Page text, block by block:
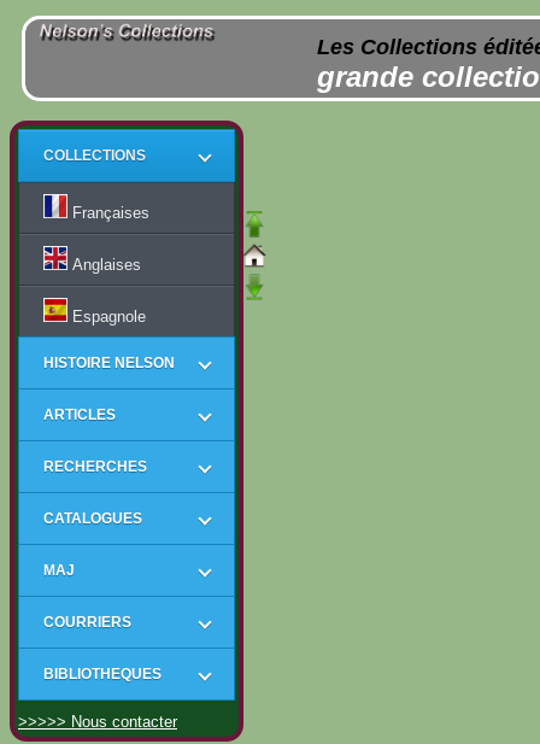
Les Collections
grande
COLLECTIONS
Françaises
Anglaises
Espagnole
HISTOIRE NELSON
ARTICLES
RECHERCHES
CATALOGUES
MAJ
COURRIERS
BIBLIOTHEQUES
>>>>> Nous contacter